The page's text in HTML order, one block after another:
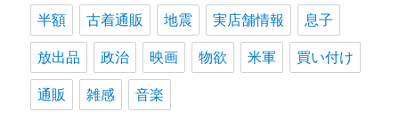
半額 古着通販 地震 実店舗情報 息子
放出品 政治 映画 物欲 米軍 買い付け
通販 雑感 音楽